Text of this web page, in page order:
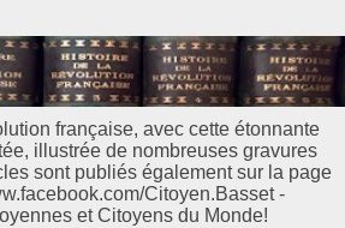
française, avec cette étonnante
illustrée de nombreuses gravures
sont publiés également sur la page
Citoyen.Basset -
et Citoyens du Monde!